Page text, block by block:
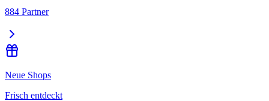
884 Partner
Neue Shops
Frisch entdeckt